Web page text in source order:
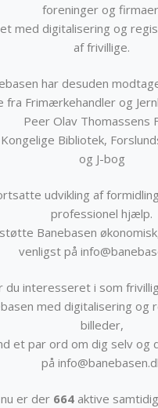
foreninger og
med digitalisering og
af frivillige.
har desuden
fra Frimærkehandler og
Peer Olav Thomassens
Bibliotek,
og J-bog
udvikling af
professionel hjælp.
Banebasen
venligst på
du interesseret i som
med digitalisering og
billeder,
et par ord om dig selv og
på
er der 664aktive